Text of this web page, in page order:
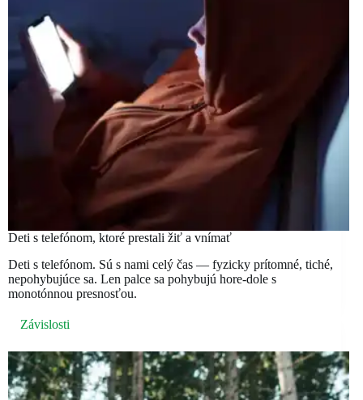
Deti s telefónom, ktoré prestali žiť a vnímať
Deti s telefónom. Sú s nami celý čas — fyzicky prítomné, tiché,
nepohybujúce sa. Len palce sa pohybujú hore-dole s
monotónnou presnosťou.
Závislosti